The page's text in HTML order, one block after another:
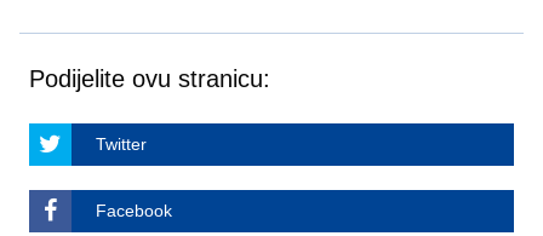
Podijelite ovu stranicu:
Twitter
Facebook